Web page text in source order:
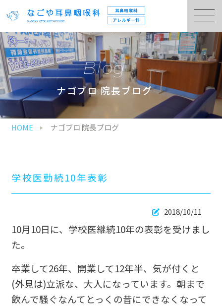
ナゴブロ 院長ブログ
Blog
HOME ナゴブロ 院長ブログ
学校医勤続10年表彰
2018/10/11
10月10日に、学校医継続10年の表彰を受けまし
た。
卒業して26年、開業して12年半、気が付くと
(外見は)立派な、大人になっています。朝まで
飲んで騒ぐなんてとっくの昔にできなくなって